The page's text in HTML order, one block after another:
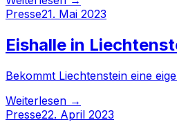
Presse21. Mai 2023
Eishalle in
Bekommt Liechtenstein eine
Weiterlesen →
Presse22. April 2023